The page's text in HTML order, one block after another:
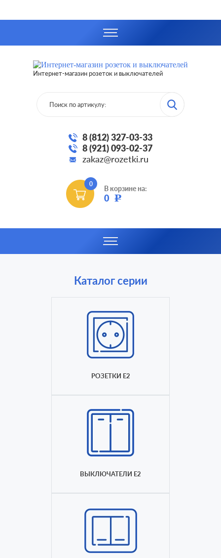
Интернет-магазин розеток и выключателей
8 (812) 327-03-33
8 (921) 093-02-37
zakaz@rozetki.ru
0
В корзине на:
0 Р
Каталог серии
РОЗЕТКИ E2
ВЫКЛЮЧАТЕЛИ E2